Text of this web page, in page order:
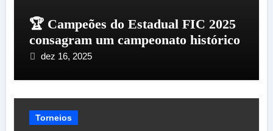
🏆 Campeões do Estadual FIC 2025
consagram um campeonato histórico
dez 16, 2025
Torneios